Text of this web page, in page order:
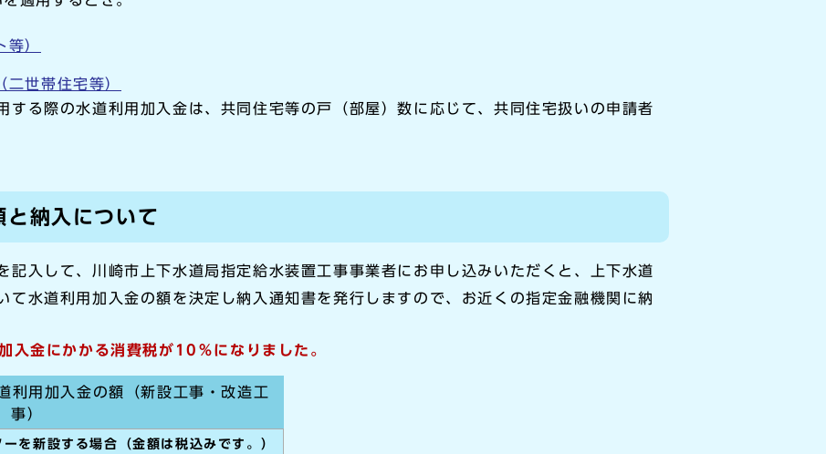
）
世帯住宅等）
する際の水道利用加入金は、共同住宅等の戸（部屋）数に応じて、共同住宅扱いの申請者
と納入について
記入して、川崎市上下水道局指定給水装置工事事業者にお申し込みいただくと、上下水道
て水道利用加入金の額を決定し納入通知書を発行しますので、お近くの指定金融機関に納
入金にかかる消費税が10％になりました。
用加入金の額（新設工事・改造工
事）
ーを新設する場合（金額は税込みです。）